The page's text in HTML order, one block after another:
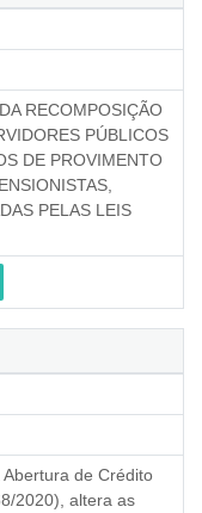
RECOMPOSIÇÃO
PÚBLICOS
DE PROVIMENTO
PELAS LEIS
de Crédito
2020), altera as